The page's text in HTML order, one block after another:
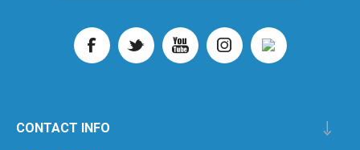
CONTACT INFO